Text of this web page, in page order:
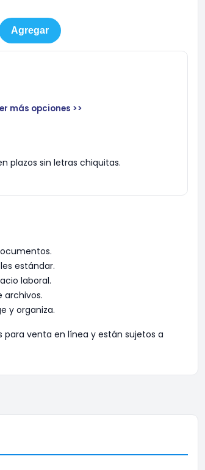
Agregar
más opciones >>
estándar.
laboral.
archivos.
y organiza.
para venta en línea y están sujetos a